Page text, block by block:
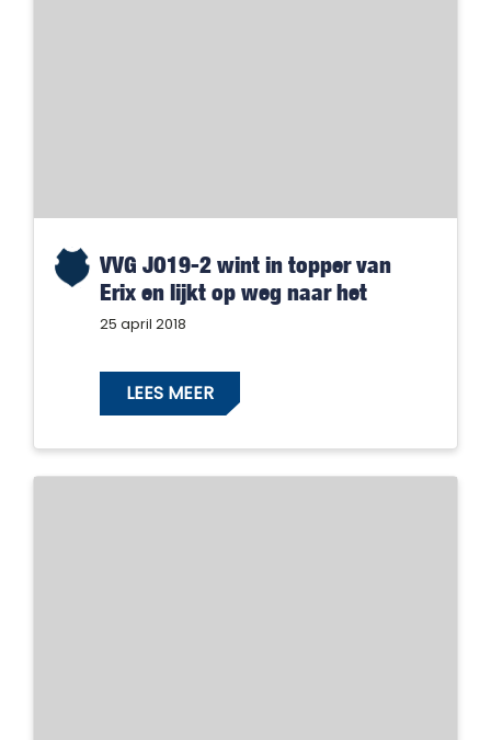
VVG JO19-2 wint in topper van
Erix en lijkt op weg naar het
kampioenschap
25 april 2018
LEES MEER